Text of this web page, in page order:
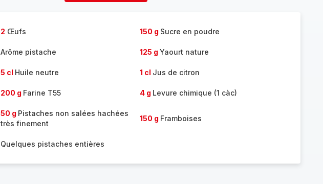
fournée
fournée
2 Œufs 150 g Sucre en poudre
Arôme pistache 125 g Yaourt nature
5 cl Huile neutre 1 cl Jus de citron
200 g Farine T55 4 g Levure chimique (1 càc)
50 g Pistaches non salées hachées
très finement
150 g Framboises
Quelques pistaches entières